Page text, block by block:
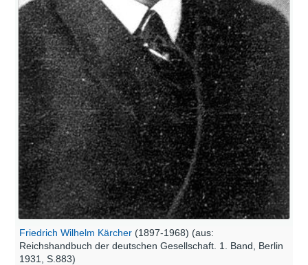
Friedrich Wilhelm Kärcher (1897-1968) (aus:
Reichshandbuch der deutschen Gesellschaft. 1. Band, Berlin
1931, S.883)